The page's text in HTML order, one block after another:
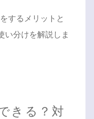
するメリットと
い分けを解説しま
きる？対